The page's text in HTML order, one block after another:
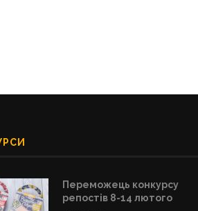
Переможець конкурсу
репостів 8-14 лютого